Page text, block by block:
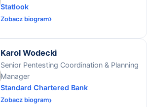
Statlook
Zobacz biogram
Karol Wodecki
Senior Pentesting Coordination & Planning
Manager
Standard Chartered Bank
Zobacz biogram